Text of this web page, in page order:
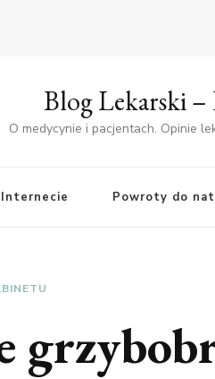
Blog Lekarski
O medycynie i pacjentach. Opinie
Powroty do